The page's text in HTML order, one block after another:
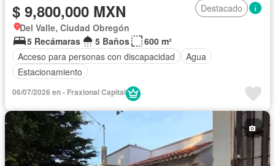
$ 9,800,000 MXN
Destacado
Del Valle, Ciudad Obregón
5 Recámaras
5 Baños
600 m²
Acceso para personas con discapacidad
Agua
Estacionamiento
06/07/2026 en - Fraxional Capital